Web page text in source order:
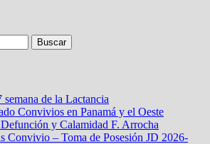
de la Lactancia
Convivios en Panamá y el Oeste
y Calamidad F. Arrocha
Convivio – Toma de Posesión JD 2026-